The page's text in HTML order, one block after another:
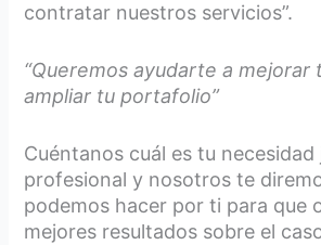
contratar nuestros servicios”.
“Queremos ayudarte a mejorar
ampliar tu portafolio”
Cuéntanos cuál es tu necesidad
profesional y nosotros te
podemos hacer por ti para que
mejores resultados sobre el